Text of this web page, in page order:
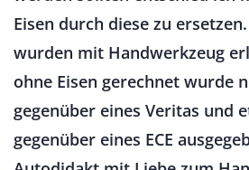
Eisen durch diese zu
wurden mit Handwerkzeug
ohne Eisen gerechnet wurde
gegenüber eines Veritas und
gegenüber eines ECE